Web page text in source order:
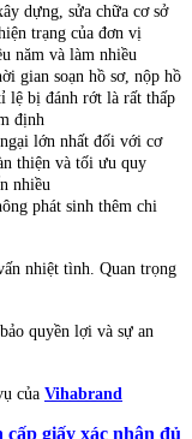
dựng, sửa chữa cơ sở
trạng của đơn vị
năm và làm nhiều
gian soạn hồ sơ, nộp hồ
lệ bị đánh rớt là rất thấp
định
lớn nhất đối với cơ
thiện và tối ưu quy
nhiều
phát sinh thêm chi
nhiệt tình. Quan trọng
quyền lợi và sự an
của Vihabrand
cấp giấy xác nhận đủ